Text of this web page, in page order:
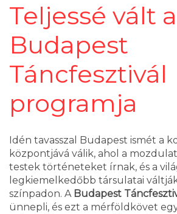
Teljessé vált
Budapest
Táncfesztivál
programja
Idén tavasszal Budapest ismét a
központjává válik, ahol a
testek történeteket írnak, és a
legkiemelkedőbb társulatai
színpadon. A Budapest
ünnepli, és ezt a mérföldkövet